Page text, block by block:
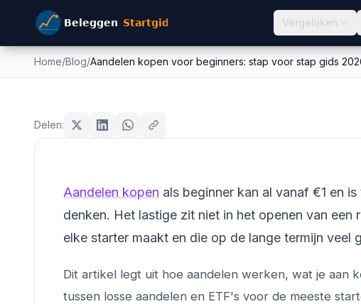
Vergelijken
Home/Blog/Aandelen kopen voor beginners: stap voor stap gids
stap gids 2026
Delen:
Aandelen kopen als beginner kan al vanaf €1 en
denken. Het lastige zit niet in het openen van
elke starter maakt en die op de lange termijn veel
Dit artikel legt uit hoe aandelen werken, wat je aan
tussen losse aandelen en ETF's voor de meeste